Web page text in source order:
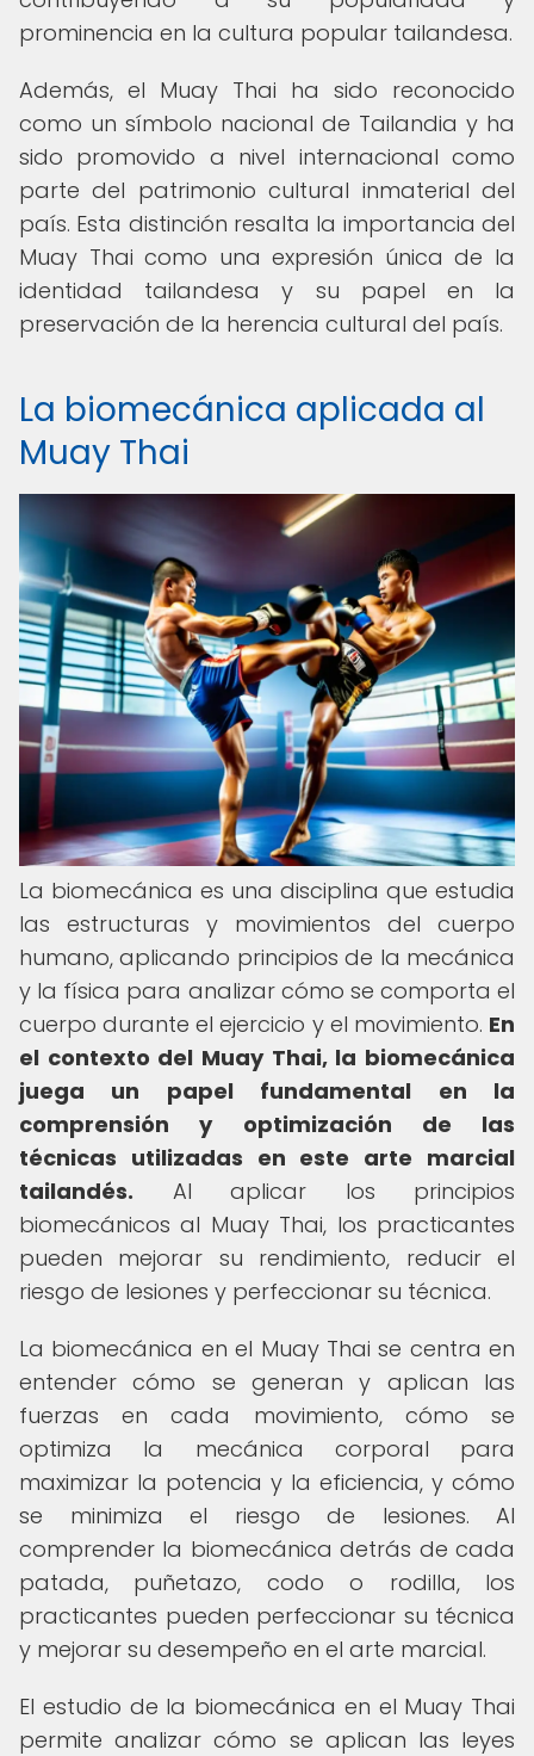
prominencia en la cultura popular tailandesa.
Además, el Muay Thai ha sido reconocido
como un símbolo nacional de Tailandia y ha
sido promovido a nivel internacional como
parte del patrimonio cultural inmaterial del
país. Esta distinción resalta la importancia del
Muay Thai como una expresión única de la
identidad tailandesa y su papel en la
preservación de la herencia cultural del país.
La biomecánica aplicada al
Muay Thai
La biomecánica es una disciplina que estudia
las estructuras y movimientos del cuerpo
humano, aplicando principios de la mecánica
y la física para analizar cómo se comporta el
cuerpo durante el ejercicio y el movimiento. En
el contexto del Muay Thai, la biomecánica
juega un papel fundamental en la
comprensión y optimización de las
técnicas utilizadas en este arte marcial
tailandés. Al aplicar los principios
biomecánicos al Muay Thai, los practicantes
pueden mejorar su rendimiento, reducir el
riesgo de lesiones y perfeccionar su técnica.
La biomecánica en el Muay Thai se centra en
entender cómo se generan y aplican las
fuerzas en cada movimiento, cómo se
optimiza la mecánica corporal para
maximizar la potencia y la eficiencia, y cómo
se minimiza el riesgo de lesiones. Al
comprender la biomecánica detrás de cada
patada, puñetazo, codo o rodilla, los
practicantes pueden perfeccionar su técnica
y mejorar su desempeño en el arte marcial.
El estudio de la biomecánica en el Muay Thai
permite analizar cómo se aplican las leyes